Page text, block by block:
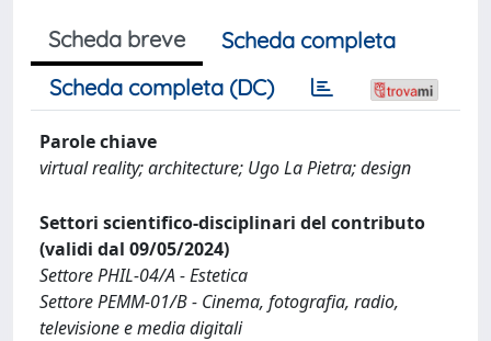
Scheda breve
Scheda completa
Scheda completa (DC)
Parole chiave
virtual reality; architecture; Ugo La Pietra; design
Settori scientifico-disciplinari del contributo
(validi dal 09/05/2024)
Settore PHIL-04/A - Estetica
Settore PEMM-01/B - Cinema, fotografia, radio,
televisione e media digitali